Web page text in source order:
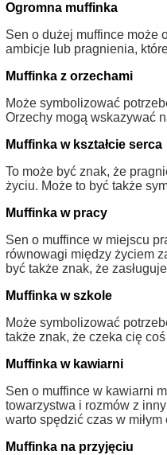
Ogromna muffinka
Sen o dużej muffince może
ambicje lub pragnienia,
Muffinka z orzechami
Może symbolizować
Orzechy mogą wskazywać
Muffinka w kształcie serca
To może być znak, że
życiu. Może to być także
Muffinka w pracy
Sen o muffince w miejscu
równowagi między życiem
być także znak, że
Muffinka w szkole
Może symbolizować
także znak, że czeka cię
Muffinka w kawiarni
Sen o muffince w kawiarni
towarzystwa i rozmów z
warto spędzić czas w miłym
Muffinka na przyjęciu